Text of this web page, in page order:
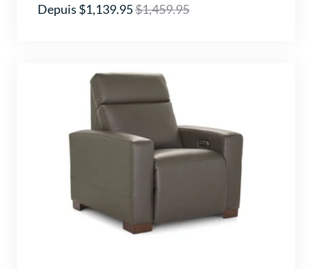
Depuis $1,139.95$1,459.95